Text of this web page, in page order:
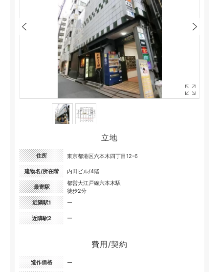
立地
住所 東京都港区六本木四丁目12-6
建物名/所在階 内田ビル/4階
最寄駅
都営大江戸線六本木駅
徒歩2分
近隣駅1
ー
近隣駅2 ー
費用/契約
造作価格 ー